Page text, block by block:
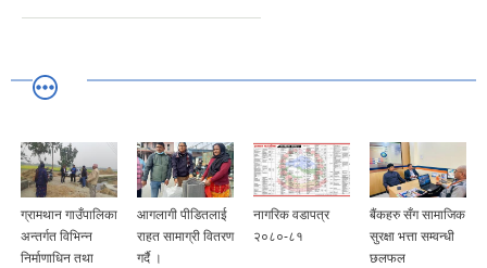
आगलागी पीडितलाई
राहत सामाग्री वितरण
गर्दै ।
नागरिक वडापत्र
२०८०-८१
बैंकहरु सँग सामाजिक
सुरक्षा भत्ता सम्वन्धी
लैंगिक हिंसा विरुद्धको
अन्तराष्ट्रिय
अभियान अन्तर्गत